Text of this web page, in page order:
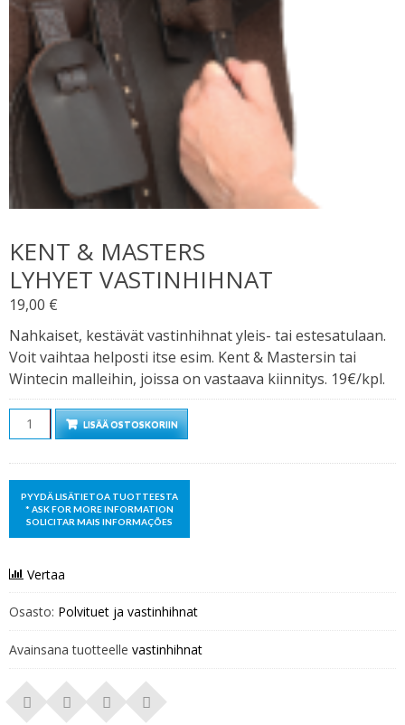
KENT & MASTERS
LYHYET VASTINHIHNAT
19,00 €
Nahkaiset, kestävät vastinhihnat yleis- tai estesatulaan.
Voit vaihtaa helposti itse esim. Kent & Mastersin tai
Wintecin malleihin, joissa on vastaava kiinnitys. 19€/kpl.
Määrä LISÄÄ OSTOSKORIIN
Vertaa
Osasto: Polvituet ja vastinhihnat
Avainsana tuotteelle vastinhihnat